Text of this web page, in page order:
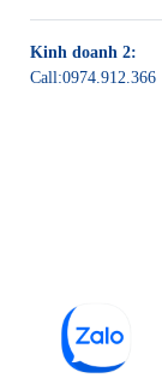
Kinh doanh 2:
Call:0974.912.366